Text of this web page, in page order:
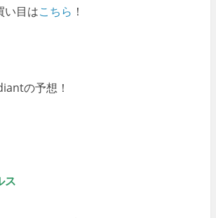
い目はこちら ！
の予想！
ス